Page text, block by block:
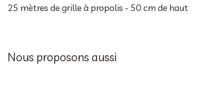
25 mètres de grille à propolis - 50 cm de haut
Nous proposons aussi